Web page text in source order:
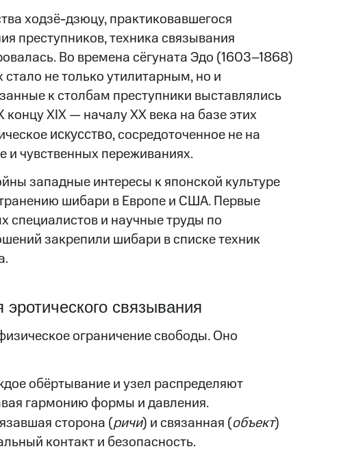
ходзё-дзюцу, практиковавшегося
преступников, техника связывания
Во времена сёгуната Эдо (1603–1868)
не только утилитарным, но и
к столбам преступники выставлялись
XIX — началу XX века на базе этих
искусство, сосредоточенное не на
и чувственных переживаниях.
западные интересы к японской культуре
шибари в Европе и США. Первые
специалистов и научные труды по
закрепили шибари в списке техник
связывания
ограничение свободы. Оно
обёртывание и узел распределяют
гармонию формы и давления.
сторона (ричи) и связанная (объект)
контакт и безопасность.